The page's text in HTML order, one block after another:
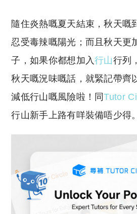
隨住炎熱嘅夏天結束，秋天嘅
忍受毒辣嘅陽光；而且秋天更
子，如果你都想加入行山行列
秋天嘅況味嘅話，就緊記帶齊
減低行山嘅風險啦！同Tutor
行山新手上路有咩裝備唔少得。